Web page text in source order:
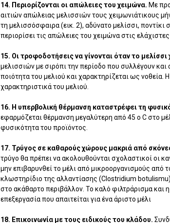
14. Περιορίζονται οι απώλειες του χειμώνα. Με
αιτιών απώλειας μελισσιών τους χειμωνιάτικους
τη μελισσόσφαιρα (εικ. 2), αδύνατο μελίσσι,
περιορίσει τις απώλειες του χειμώνα στις ελάχιστες
15. Οι τροφοδοτήσεις να γίνονται όταν το μελίσσι
μελισσιών με σιρόπι την περίοδο που συλλέγουν
ποιότητα του μελιού και χαρακτηρίζεται ως νοθεία.
χαρακτηριστικά του μελιού.
16. Η υπερβολική θέρμανση καταστρέφει τη
εφαρμόζεται θέρμανση μεγαλύτερη από 45 ο C στο
φυσικότητα του προϊόντος.
17. Τρύγος σε καθαρούς χώρους μακριά από
τρύγο θα πρέπει να ακολουθούνται σχολαστικοί οι
μην επιβαρυνθεί το μέλι από μικροοργανισμούς από
κλωστηρίδιο της αλλαντίασης (Clostridium
στο ακάθαρτο περιβάλλον. Το καλό φιλτράρισμα και
επεξεργασία που απαιτείται για ένα άριστο μέλι
18. Επικοινωνία με τους ειδικούς του κλάδου.